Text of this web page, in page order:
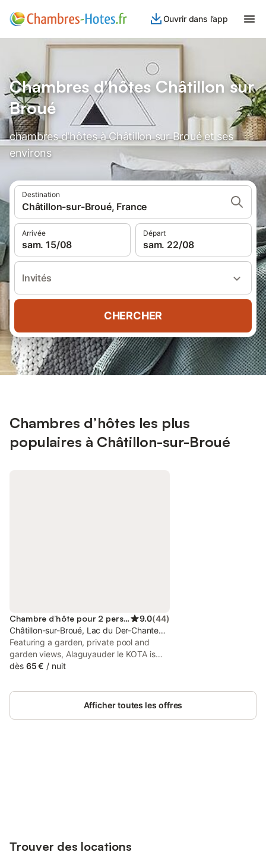
Ouvrir dans l’app
Chambres d'hôtes Châtillon sur
Broué
chambres d'hôtes à Châtillon sur Broué et ses
environs
Destination
Châtillon-sur-Broué, France
Arrivée
sam. 15/08
Départ
sam. 22/08
Invités
CHERCHER
Chambres d’hôtes les plus
populaires à Châtillon-sur-Broué
Chambre d’hôte pour 2 personnes 9.0(44)
Châtillon-sur-Broué, Lac du Der-Chantecoq
Featuring a garden, private pool and
garden views, Alaguyauder le KOTA is
located in Châtillon-sur-Broué. This
private parking and free WiFi. The
property is non-smoking and is set 46 km
dès 65 € / nuit
Afficher toutes les offres
Trouver des locations